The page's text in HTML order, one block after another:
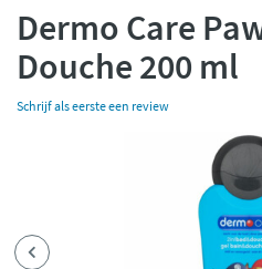
Betaal
Dermo Care
Douche 200 ml
Schrijf als eerste een review